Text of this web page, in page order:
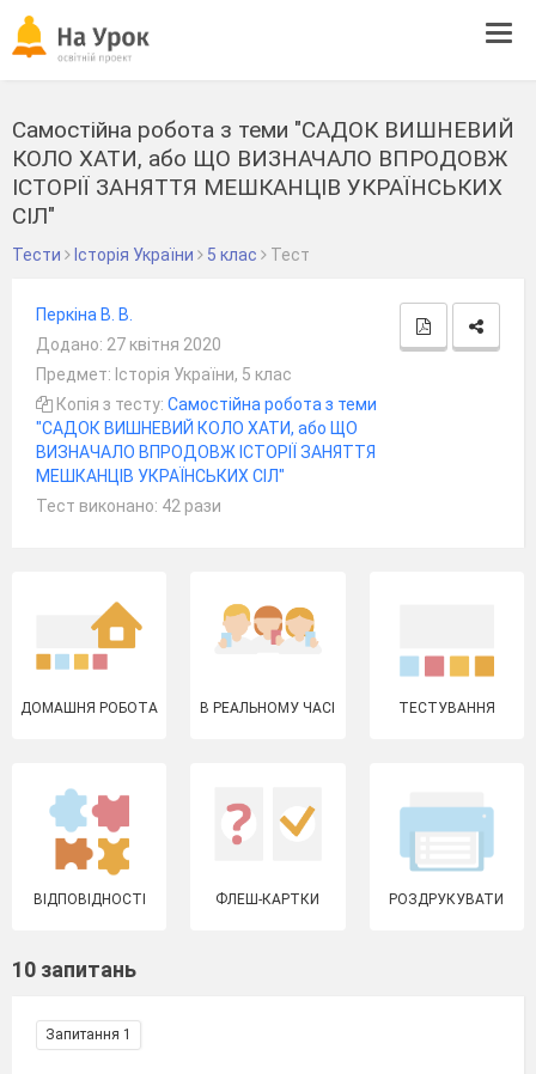
Самостійна робота з теми "САДОК ВИШНЕВИЙ
КОЛО ХАТИ, або ЩО ВИЗНАЧАЛО ВПРОДОВЖ
ІСТОРІЇ ЗАНЯТТЯ МЕШКАНЦІВ УКРАЇНСЬКИХ
СІЛ"
Тести Історія України 5 клас Тест
Перкіна В. В.
Додано: 27 квітня 2020
Предмет: Історія України, 5 клас
Копія з тесту: Самостійна робота з теми
"САДОК ВИШНЕВИЙ КОЛО ХАТИ, або ЩО
ВИЗНАЧАЛО ВПРОДОВЖ ІСТОРІЇ ЗАНЯТТЯ
МЕШКАНЦІВ УКРАЇНСЬКИХ СІЛ"
Тест виконано: 42 рази
ДОМАШНЯ РОБОТА В РЕАЛЬНОМУ ЧАСІ ТЕСТУВАННЯ
ВІДПОВІДНОСТІ ФЛЕШ-КАРТКИ РОЗДРУКУВАТИ
10 запитань
Запитання 1